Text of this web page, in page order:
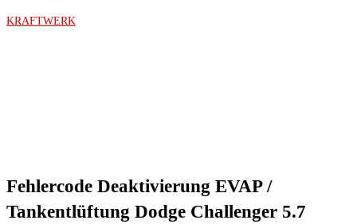
Zum
KRAFTWERK
Fehlercode Deaktivierung EVAP /
Tankentlüftung Dodge Challenger 5.7